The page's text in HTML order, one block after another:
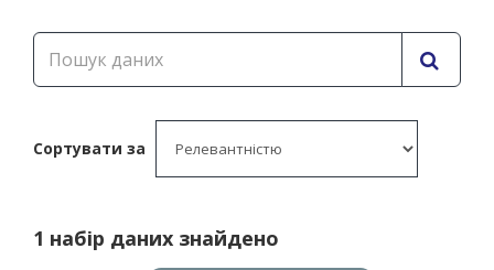
Сортувати за
1 набір даних знайдено